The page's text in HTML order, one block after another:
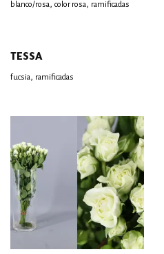
blanco/rosa, color rosa, ramificadas
TESSA
fucsia, ramificadas